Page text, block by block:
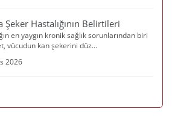
Şeker Hastalığının Belirtileri
en yaygın kronik sağlık sorunlarından biri
vücudun kan şekerini düz...
2026